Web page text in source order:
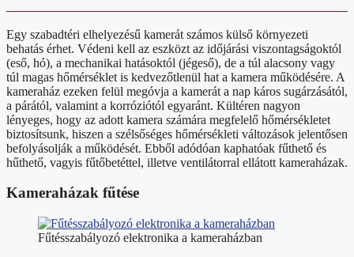
Egy szabadtéri elhelyezésű kamerát számos külső környezeti
behatás érhet. Védeni kell az eszközt az időjárási viszontagságoktól
(eső, hó), a mechanikai hatásoktól (jégeső), de a túl alacsony vagy
túl magas hőmérséklet is kedvezőtlenül hat a kamera működésére. A
kameraház ezeken felül megóvja a kamerát a nap káros sugárzásától,
a párától, valamint a korróziótól egyaránt. Kültéren nagyon
lényeges, hogy az adott kamera számára megfelelő hőmérsékletet
biztosítsunk, hiszen a szélsőséges hőmérsékleti változások jelentősen
befolyásolják a működését. Ebből adódóan kaphatóak fűthető és
hűthető, vagyis fűtőbetéttel, illetve ventilátorral ellátott kameraházak.
Kameraházak fűtése
Fűtésszabályozó elektronika a kameraházban